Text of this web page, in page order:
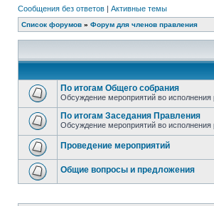
Сообщения без ответов | Активные темы
Список форумов » Форум для членов правления
По итогам Общего собрания
Обсуждение мероприятий во
По итогам Заседания Правления
Обсуждение мероприятий во
Проведение мероприятий
Общие вопросы и предложения